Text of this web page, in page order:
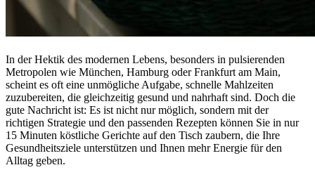
In der Hektik des modernen Lebens, besonders in pulsierenden
Metropolen wie München, Hamburg oder Frankfurt am Main,
scheint es oft eine unmögliche Aufgabe, schnelle Mahlzeiten
zuzubereiten, die gleichzeitig gesund und nahrhaft sind. Doch die
gute Nachricht ist: Es ist nicht nur möglich, sondern mit der
richtigen Strategie und den passenden Rezepten können Sie in nur
15 Minuten köstliche Gerichte auf den Tisch zaubern, die Ihre
Gesundheitsziele unterstützen und Ihnen mehr Energie für den
Alltag geben.